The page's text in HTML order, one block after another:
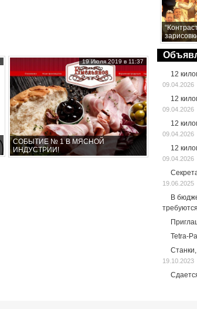
СОБЫТИЕ № 1 В МЯСНОЙ
ИНДУСТРИИ!
19 Июля 2019 в 11:37
12
09.04.2026
12
09.04.2026
12
09.04.2026
12
09.04.2026
19.06.2025
В
требуются
Tetra-
19.10.2023